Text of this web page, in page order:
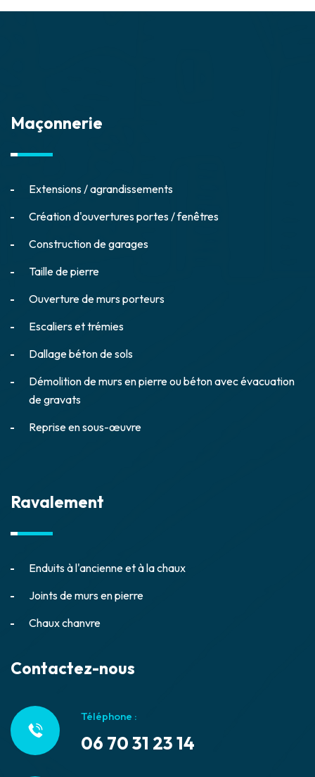
Maçonnerie
Extensions / agrandissements
Création d'ouvertures portes / fenêtres
Construction de garages
Taille de pierre
Ouverture de murs porteurs
Escaliers et trémies
Dallage béton de sols
Démolition de murs en pierre ou béton avec évacuation
de gravats
Reprise en sous-œuvre
Ravalement
Enduits à l'ancienne et à la chaux
Joints de murs en pierre
Chaux chanvre
Contactez-nous
Téléphone :
06 70 31 23 14